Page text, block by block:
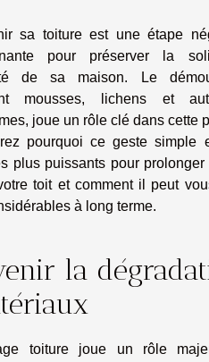
sa toiture est une étape
pour préserver la
de sa maison. Le
mousses, lichens et
joue un rôle clé dans cette
pourquoi ce geste simple
plus puissants pour
toit et comment il peut
à long terme.
la
toiture joue un rôle